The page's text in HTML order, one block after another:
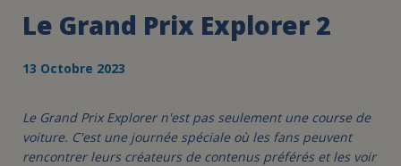
Le Grand Prix Explorer 2
13 Octobre 2023
Le Grand Prix Explorer n'est pas seulement une course de
voiture. C'est une journée spéciale où les fans peuvent
rencontrer leurs créateurs de contenus préférés et les voir